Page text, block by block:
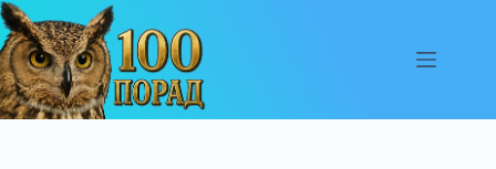
Перейти
до
вмісту